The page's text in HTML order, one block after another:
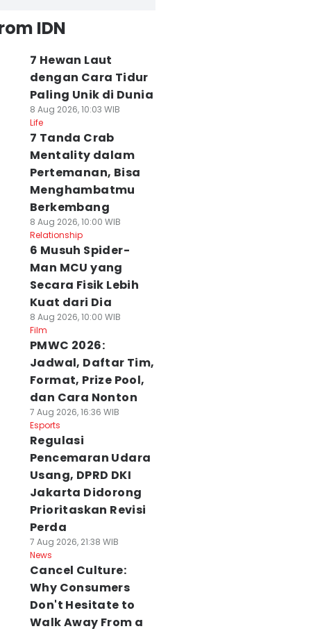
IDN
7 Hewan Laut
dengan Cara Tidur
Paling Unik di Dunia
8 Aug 2026, 10:03 WIB
Life
7 Tanda Crab
Mentality dalam
Pertemanan, Bisa
Menghambatmu
Berkembang
8 Aug 2026, 10:00 WIB
Relationship
6 Musuh Spider-
Man MCU yang
Secara Fisik Lebih
Kuat dari Dia
8 Aug 2026, 10:00 WIB
Film
PMWC 2026:
Jadwal, Daftar Tim,
Format, Prize Pool,
dan Cara Nonton
7 Aug 2026, 16:36 WIB
Esports
Regulasi
Pencemaran Udara
Usang, DPRD DKI
Jakarta Didorong
Prioritaskan Revisi
Perda
7 Aug 2026, 21:38 WIB
News
Cancel Culture:
Why Consumers
Don't Hesitate to
Walk Away From a